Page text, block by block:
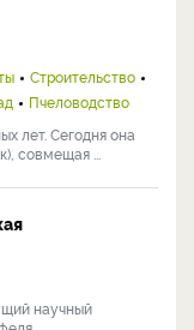
Строительство
Пчеловодство
лет. Сегодня она
совмещая ...
научный